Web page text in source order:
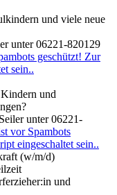
und viele neue
unter 06221-820129
geschützt! Zur
sein..
und
unter 06221-
vor Spambots
eingeschaltet sein..
(w/m/d)
und